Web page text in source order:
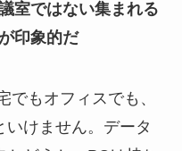
室ではない集まれる
印象的だ
でもオフィスでも、
けません。データ